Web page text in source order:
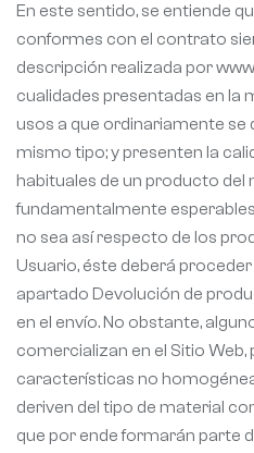
En este sentido, se entiende
conformes con el contrato
descripción realizada por
cualidades presentadas en la
usos a que ordinariamente se
mismo tipo; y presenten la
habituales de un producto del
fundamentalmente
no sea así respecto de los
Usuario, éste deberá
apartado Devolución de
en el envío. No obstante,
comercializan en el Sitio
características no
deriven del tipo de material
que por ende formarán parte